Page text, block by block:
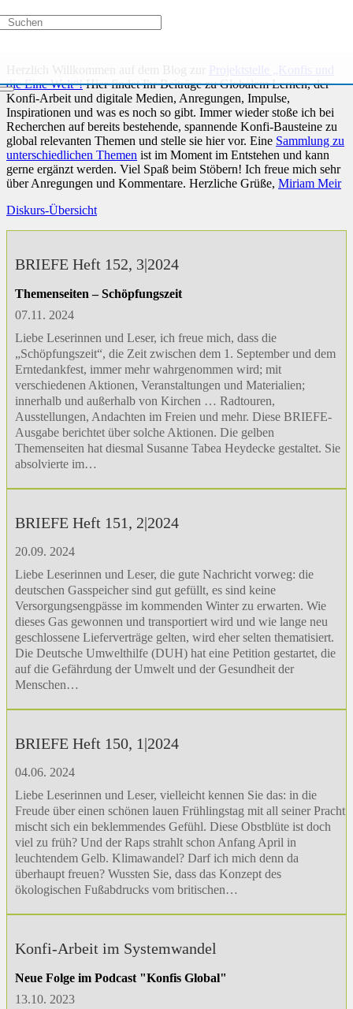
Konfis Global
die Eine Welt“!Hier findet Ihr Beiträge zu Globalem Lernen, der
Konfi-Arbeit und digitale Medien, Anregungen, Impulse,
Inspirationen und was es noch so gibt. Immer wieder stoße ich bei
Recherchen auf bereits bestehende, spannende Konfi-Bausteine zu
global relevanten Themen und stelle sie hier vor. Eine Sammlung zu
unterschiedlichen Themen ist im Moment im Entstehen und kann
gerne ergänzt werden. Viel Spaß beim Stöbern! Ich freue mich sehr
über Anregungen und Kommentare. Herzliche Grüße, Miriam Meir
Diskurs-Übersicht
BRIEFE Heft 152, 3|2024
Themenseiten – Schöpfungszeit
07.11. 2024
Liebe Leserinnen und Leser, ich freue mich, dass die
„Schöpfungszeit“, die Zeit zwischen dem 1. September und dem
Erntedankfest, immer mehr wahrgenommen wird; mit
verschiedenen Aktionen, Veranstaltungen und Materialien;
innerhalb und außerhalb von Kirchen … Radtouren,
Ausstellungen, Andachten im Freien und mehr. Diese BRIEFE-
Ausgabe berichtet über solche Aktionen. Die gelben
Themenseiten hat diesmal Susanne Tabea Heydecke gestaltet. Sie
absolvierte im…
BRIEFE Heft 151, 2|2024
20.09. 2024
Liebe Leserinnen und Leser, die gute Nachricht vorweg: die
deutschen Gasspeicher sind gut gefüllt, es sind keine
Versorgungsengpässe im kommenden Winter zu erwarten. Wie
dieses Gas gewonnen und transportiert wird und wie lange neu
geschlossene Lieferverträge gelten, wird eher selten thematisiert.
Die Deutsche Umwelthilfe (DUH) hat eine Petition gestartet, die
auf die Gefährdung der Umwelt und der Gesundheit der
Menschen…
BRIEFE Heft 150, 1|2024
04.06. 2024
Liebe Leserinnen und Leser, vielleicht kennen Sie das: in die
Freude über einen schönen lauen Frühlingstag mit all seiner Pracht
mischt sich ein beklemmendes Gefühl. Diese Obstblüte ist doch
viel zu früh? Und der Raps strahlt schon Anfang April in
leuchtendem Gelb. Klimawandel? Darf ich mich denn da
überhaupt freuen? Wussten Sie, dass das Konzept des
ökologischen Fußabdrucks vom britischen…
Konfi-Arbeit im Systemwandel
Neue Folge im Podcast "Konfis Global"
13.10. 2023